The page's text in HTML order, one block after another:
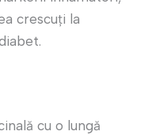
crescuți la
cu o lungă